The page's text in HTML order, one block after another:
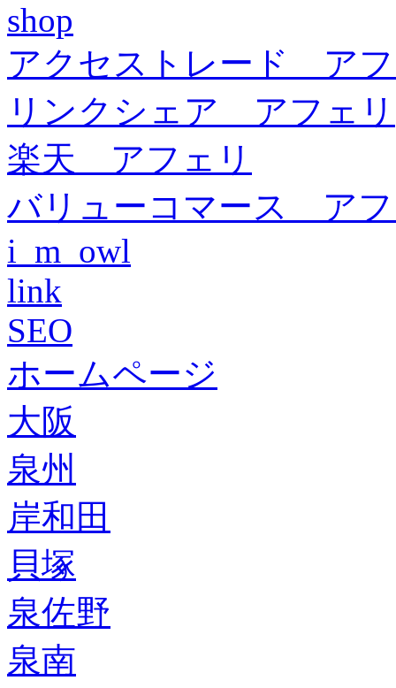
shop
アクセストレード ア
リンクシェア アフェリ
楽天 アフェリ
バリューコマース ア
i_m_owl
link
SEO
ホームページ
大阪
泉州
岸和田
貝塚
泉佐野
泉南